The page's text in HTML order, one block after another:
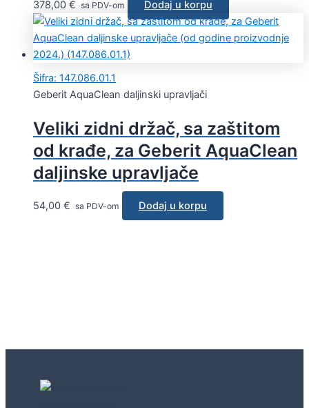
378,00 € sa PDV-om Dodaj u korpu
Šifra: 147.086.01.1
Geberit AquaClean daljinski upravljači
Veliki zidni držač, sa zaštitom
od krađe, za Geberit AquaClean
daljinske upravljače
54,00 € sa PDV-om Dodaj u korpu